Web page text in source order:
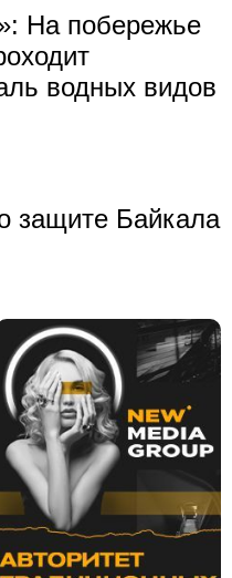
На побережье
водных видов
защите Байкала